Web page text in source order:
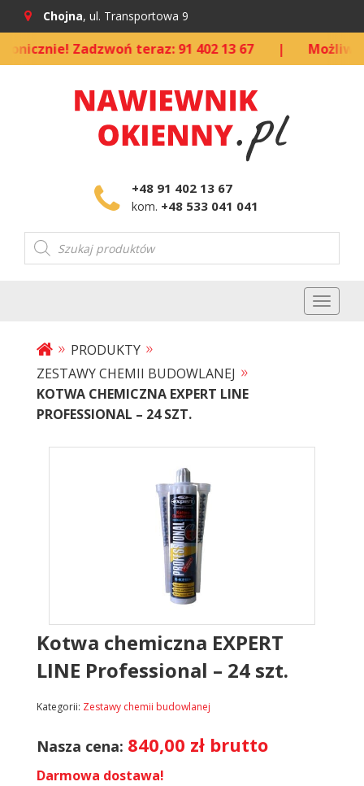
Chojna, ul. Transportowa 9
Zadzwoń teraz: 91 402 13 67 | Możliwość
+48 91 402 13 67
kom. +48 533 041 041
Wyszukiwarka
produktów
Toggle
» PRODUKTY »
ZESTAWY CHEMII BUDOWLANEJ »
KOTWA CHEMICZNA EXPERT LINE
PROFESSIONAL – 24 SZT.
Kotwa chemiczna EXPERT
LINE Professional – 24 szt.
Kategorii: Zestawy chemii budowlanej
Nasza cena: 840,00 zł brutto
Darmowa dostawa!